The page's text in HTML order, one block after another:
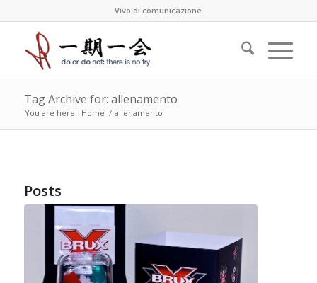
Vivo di comunicazione
Tag Archive for: allenamento
You are here: Home / allenamento
Posts